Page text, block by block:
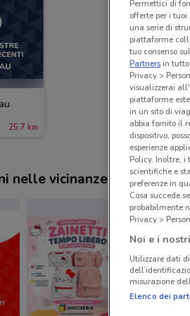
25.7 km
nelle vicinanze
Permettici di
offerte per i
una serie di
piattaforme
tuo consenso
Partnersin tutto
Privacy >
visualizzerai
piattaforme
in un sito di
abbia fornito il
dispositivo,
esperienze
Policy. Inoltre, i
scientifiche e
preferenze in
Cosa succede
probabilmente
Privacy >
Noi e i
Utilizzare dati
misurazione
Elenco dei